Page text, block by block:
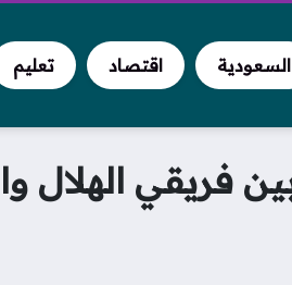
السعودية اقتصاد تعليم
فريقي الهلال